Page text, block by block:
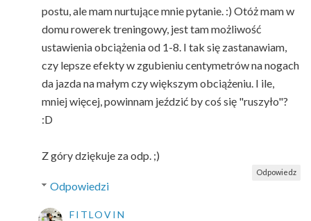
postu, ale mam nurtujące mnie pytanie. :) Otóż mam w
domu rowerek treningowy, jest tam możliwość
ustawienia obciążenia od 1-8. I tak się zastanawiam,
czy lepsze efekty w zgubieniu centymetrów na nogach
da jazda na małym czy większym obciążeniu. I ile,
mniej więcej, powinnam jeździć by coś się "ruszyło"?
:D
Z góry dziękuje za odp. ;)
Odpowiedz
Odpowiedzi
FITLOVIN